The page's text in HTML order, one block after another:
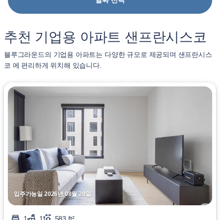
추천 기업용 아파트 샌프란시스코
블루그라운드의 기업용 아파트는 다양한 규모로 제공되며 샌프란시스
코 에 편리하게 위치해 있습니다.
입주가능일 2026년 08월 28일